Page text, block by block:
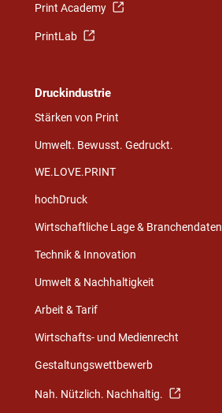
Print Academy
PrintLab
Druckindustrie
Stärken von Print
Umwelt. Bewusst. Gedruckt.
WE.LOVE.PRINT
hochDruck
Wirtschaftliche Lage & Branchendaten
Technik & Innovation
Umwelt & Nachhaltigkeit
Arbeit & Tarif
Wirtschafts- und Medienrecht
Gestaltungswettbewerb
Nah. Nützlich. Nachhaltig.